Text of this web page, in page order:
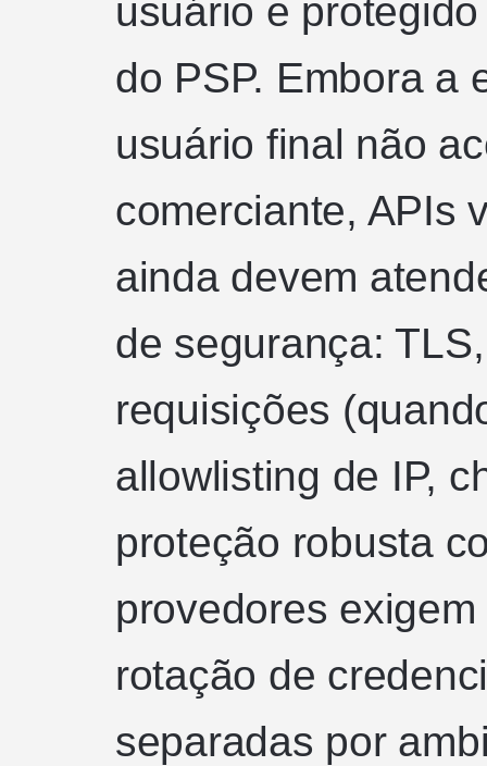
usuário e
do PSP. Embora a
usuário final não
comerciante, APIs
ainda devem
de segurança:
requisições
allowlisting de IP,
proteção robusta
provedores
rotação de
separadas por